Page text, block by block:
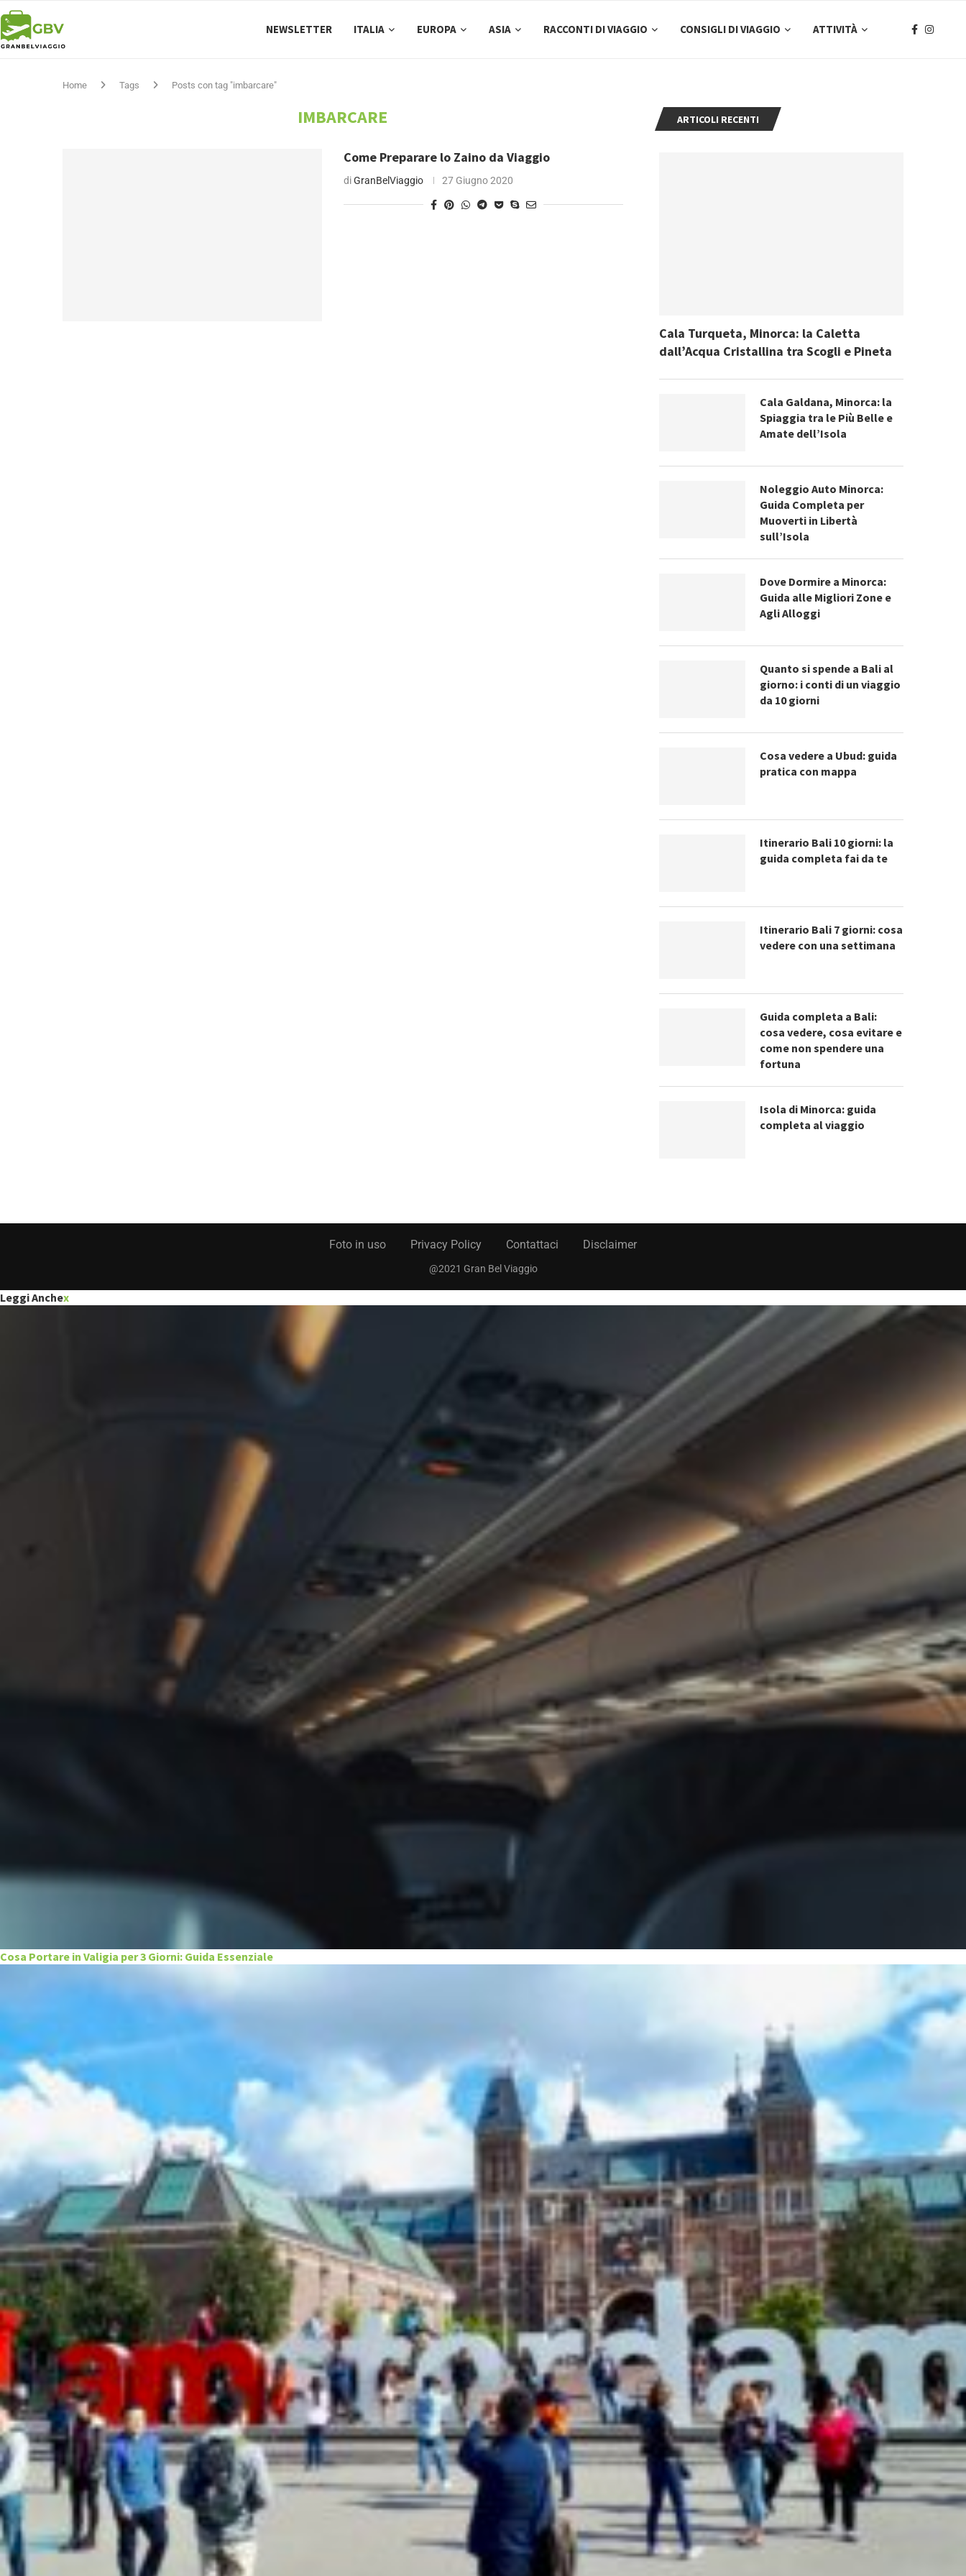
NEWSLETTER ITALIA EUROPA ASIA RACCONTI DI VIAGGIO CONSIGLI DI VIAGGIO ATTIVITÀ
Home Tags Posts con tag "imbarcare"
IMBARCARE
Come Preparare lo Zaino da Viaggio
diGranBelViaggio 27 Giugno 2020
ARTICOLI RECENTI
Cala Turqueta, Minorca: la Caletta
dall’Acqua Cristallina tra Scogli e Pineta
Cala Galdana, Minorca: la
Spiaggia tra le Più Belle e
Amate dell’Isola
Noleggio Auto Minorca:
Guida Completa per
Muoverti in Libertà
sull’Isola
Dove Dormire a Minorca:
Guida alle Migliori Zone e
Agli Alloggi
Quanto si spende a Bali al
giorno: i conti di un viaggio
da 10 giorni
Cosa vedere a Ubud: guida
pratica con mappa
Itinerario Bali 10 giorni: la
guida completa fai da te
Itinerario Bali 7 giorni: cosa
vedere con una settimana
Guida completa a Bali:
cosa vedere, cosa evitare e
come non spendere una
fortuna
Isola di Minorca: guida
completa al viaggio
Foto in uso Privacy Policy Contattaci Disclaimer
@2021 Gran Bel Viaggio
Leggi Anchex
Cosa Portare in Valigia per 3 Giorni: Guida Essenziale